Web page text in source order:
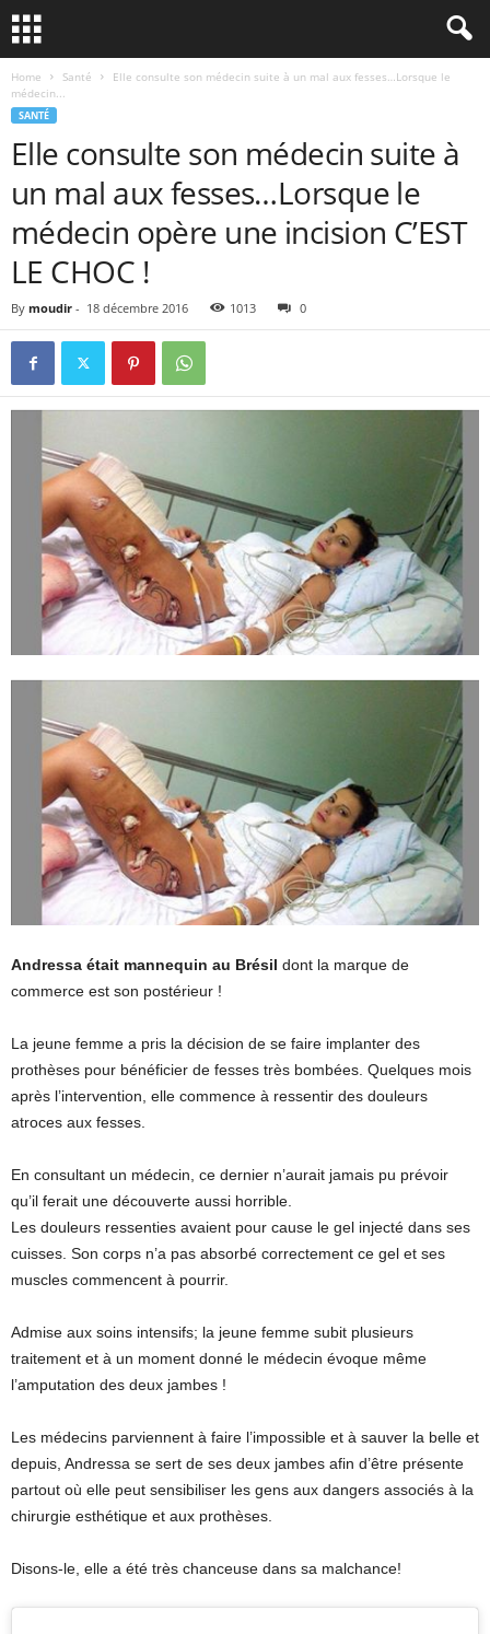
Home Santé
Elle consulte son médecin suite à un mal aux fesses…Lorsque le
médecin...
SANTÉ
Elle consulte son médecin suite à
un mal aux fesses…Lorsque le
médecin opère une incision C’EST
LE CHOC !
By moudir - 18 décembre 2016 1013 0
Andressa était mannequin au Brésil dont la marque de
commerce est son postérieur !
La jeune femme a pris la décision de se faire implanter des
prothèses pour bénéficier de fesses très bombées. Quelques mois
après l’intervention, elle commence à ressentir des douleurs
atroces aux fesses.
En consultant un médecin, ce dernier n’aurait jamais pu prévoir
qu’il ferait une découverte aussi horrible.
Les douleurs ressenties avaient pour cause le gel injecté dans ses
cuisses. Son corps n’a pas absorbé correctement ce gel et ses
muscles commencent à pourrir.
Admise aux soins intensifs; la jeune femme subit plusieurs
traitement et à un moment donné le médecin évoque même
l’amputation des deux jambes !
Les médecins parviennent à faire l’impossible et à sauver la belle et
depuis, Andressa se sert de ses deux jambes afin d’être présente
partout où elle peut sensibiliser les gens aux dangers associés à la
chirurgie esthétique et aux prothèses.
Disons-le, elle a été très chanceuse dans sa malchance!